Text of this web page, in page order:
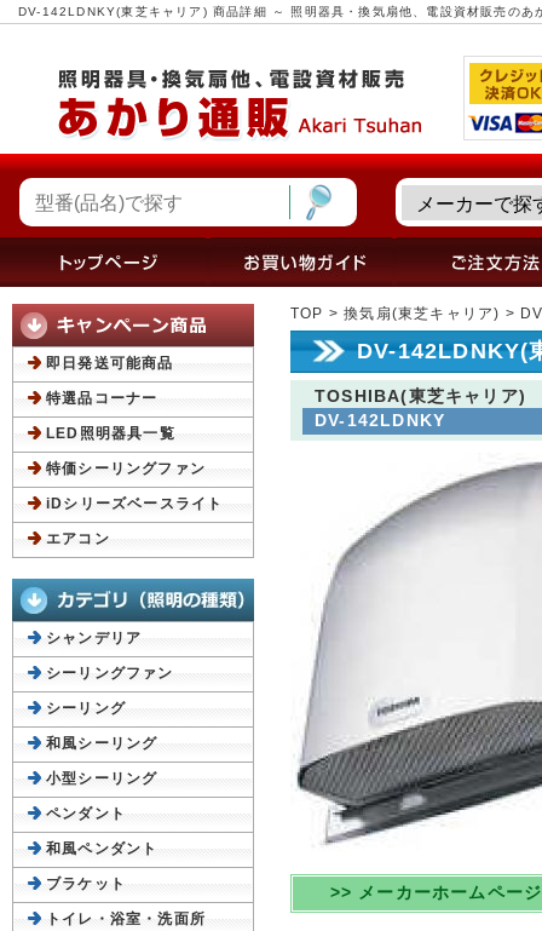
DV-142LDNKY(東芝キャリア) 商品詳細 ～ 照明器具・換気扇他、電設資材販売のあ
TOP >換気扇(東芝キャリア) >
DV-142LDNKY(
TOSHIBA(東芝キャリア)
DV-142LDNKY
>> メーカーホームペー
即日発送可能商品
特選品コーナー
LED照明器具一覧
特価シーリングファン
iDシリーズベースライト
エアコン
シャンデリア
シーリングファン
シーリング
和風シーリング
小型シーリング
ペンダント
和風ペンダント
ブラケット
トイレ・浴室・洗面所